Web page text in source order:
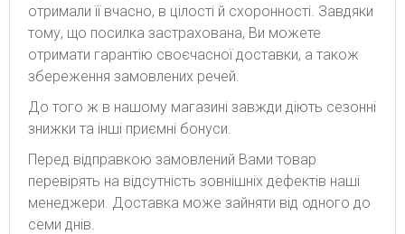
отримали її вчасно, в цілості й схоронності. Завдяки
тому, що посилка застрахована, Ви можете
отримати гарантію своєчасної доставки, а також
збереження замовлених речей.
До того ж в нашому магазині завжди діють сезонні
знижки та інші приємні бонуси.
Перед відправкою замовлений Вами товар
перевірять на відсутність зовнішніх дефектів наші
менеджери. Доставка може зайняти від одного до
семи днів.